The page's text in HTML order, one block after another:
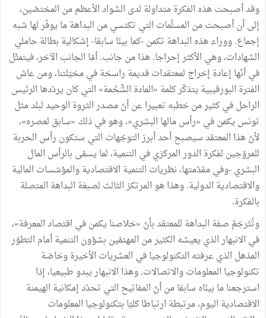
وقد أصبحت هذه الفكرة متداولة لدى السَّواد الأعظم من المختصّين،
إلى أن أصبحت من المسلّمات التي تكتسي من البداهة ما يوفّر لها شبه
إجماع. ووراء هذه البداهة تكمن -كما بينّا سابقا- إشكالية بطالة حاملي
الشهادات، وهي الأكثر إحراجا. هذا من جانب. أمّا الجانب الآخر، فيتمثّل
في أنّها إعادة إخراج لمعتقدات قديمة راسخة في مخيّلتنا، ومن عاش
الفترة البورقيبية يتذكّر كلمة «المادة الشَّخْمة» التي كان يردّدها الرئيس
الراحل في كثير من خطبه تعبيرا عن أنّ مصدر الثروة الوحيد لبلد مثل
تونس يكمن في «رأس مالها البشري»، وهو في ذلك «سابق لعصره»،
لأنّ هذا المعتقد سيصبح أحد أبرز التوجّهات التي ستكون رأس الحربة
للمروّجين لفكرة الدور المركزي في التنمية، لما يسمّى بالرأس المال
البشري -وفي مقدّمتها، نظريات التنمية الاقتصادية والمؤسّسات المالية
والاقتصادية الدولية. وهذا هو المرتكز الثالث لصبغة البداهة المتصلة
بالفكرة.
وتُتَرجَمُ صفة البداهة للمعتقد بأنّ «خلاصنا يكمن في اقتصاد المعرفة»،
في الانبهار الذي يعيشه الكثير من المهتمّين بشؤون التنمية أمام التطوّر
المذهل الذي عرفته التكنولوجيا في العشريات الأخيرة وخاصّة
تكنولوجيا المعلومات والاتصالات. وهذا الانبهار يبدو طبيعيا، إذا
استرجعنا ما بينّاه سابقا من أنّ المفاتيح التي تحدّد إمكانية الهيمنة
الاقتصادية اليوم، مرتبطة ارتباطا كليّا بتكنولوجيا المعلومات